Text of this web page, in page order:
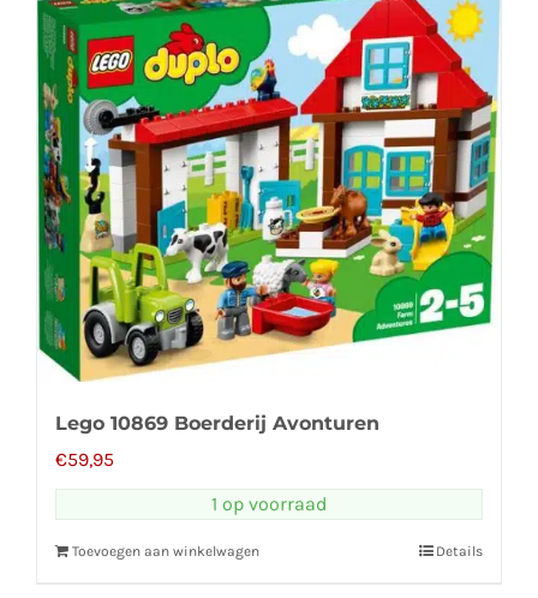
Lego 10869 Boerderij Avonturen
€59,95
1 op voorraad
Toevoegen aan winkelwagen Details